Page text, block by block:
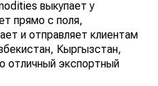
выкупает у
прямо с поля,
и отправляет клиентам
Кыргызстан,
отличный экспортный